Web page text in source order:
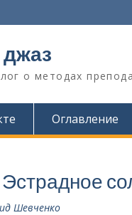
о методах
Оглавление
Шевченко